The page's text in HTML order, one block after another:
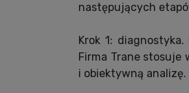
następujących
Krok 1:
Firma Trane stosuje
i obiektywną analizę.